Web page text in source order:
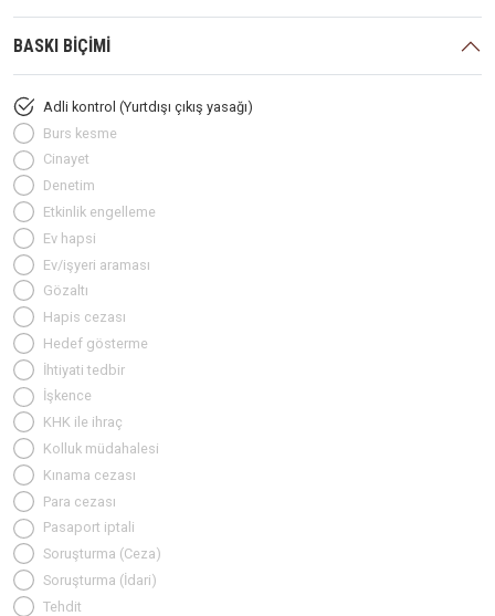
BASKI BİÇİMİ
Adli kontrol (Yurtdışı çıkış yasağı)
Burs kesme
Cinayet
Denetim
Etkinlik engelleme
Ev hapsi
Ev/işyeri araması
Gözaltı
Hapis cezası
Hedef gösterme
İhtiyati tedbir
İşkence
KHK ile ihraç
Kolluk müdahalesi
Kınama cezası
Para cezası
Pasaport iptali
Soruşturma (Ceza)
Soruşturma (İdari)
Tehdit